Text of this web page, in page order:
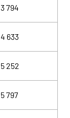
794
633
252
797